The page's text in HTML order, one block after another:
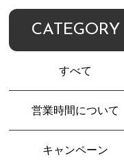
CATEGORY
すべて
営業時間について
キャンペーン